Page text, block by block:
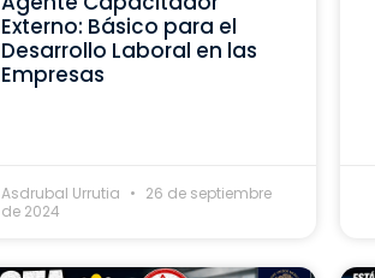
Externo: Básico para el
Desarrollo Laboral en las
Empresas
Asdrubal Urrutia
26 de septiembre
de 2024